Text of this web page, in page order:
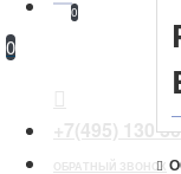
0
0
+7(495) 130
ОБРАТНЫЙ ЗВОНОК